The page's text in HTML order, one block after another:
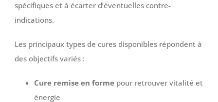
spécifiques et à écarter d’éventuelles contre-
indications.
Les principaux types de cures disponibles répondent à
des objectifs variés :
Cure remise en formepour retrouver vitalité et
énergie